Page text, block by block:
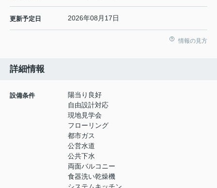
更新予定日 2026年08月17日
情報の見方
詳細情報
設備条件
陽当り良好
自由設計対応
現地見学会
フローリング
都市ガス
公営水道
公共下水
両面バルコニー
食器洗い乾燥機